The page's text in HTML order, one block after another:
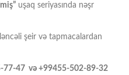
uşaq seriyasında nəşr
şeir və tapmacalardan
77-47 və +99455-502-89-32